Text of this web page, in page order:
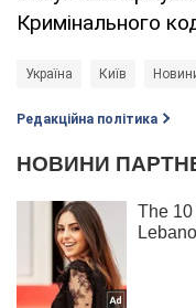
Кримінального
Україна Київ
Редакційна політика